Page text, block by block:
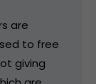
are
to free
giving